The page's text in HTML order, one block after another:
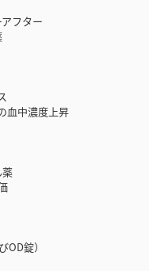
フター
⾎中濃度上昇
錠）